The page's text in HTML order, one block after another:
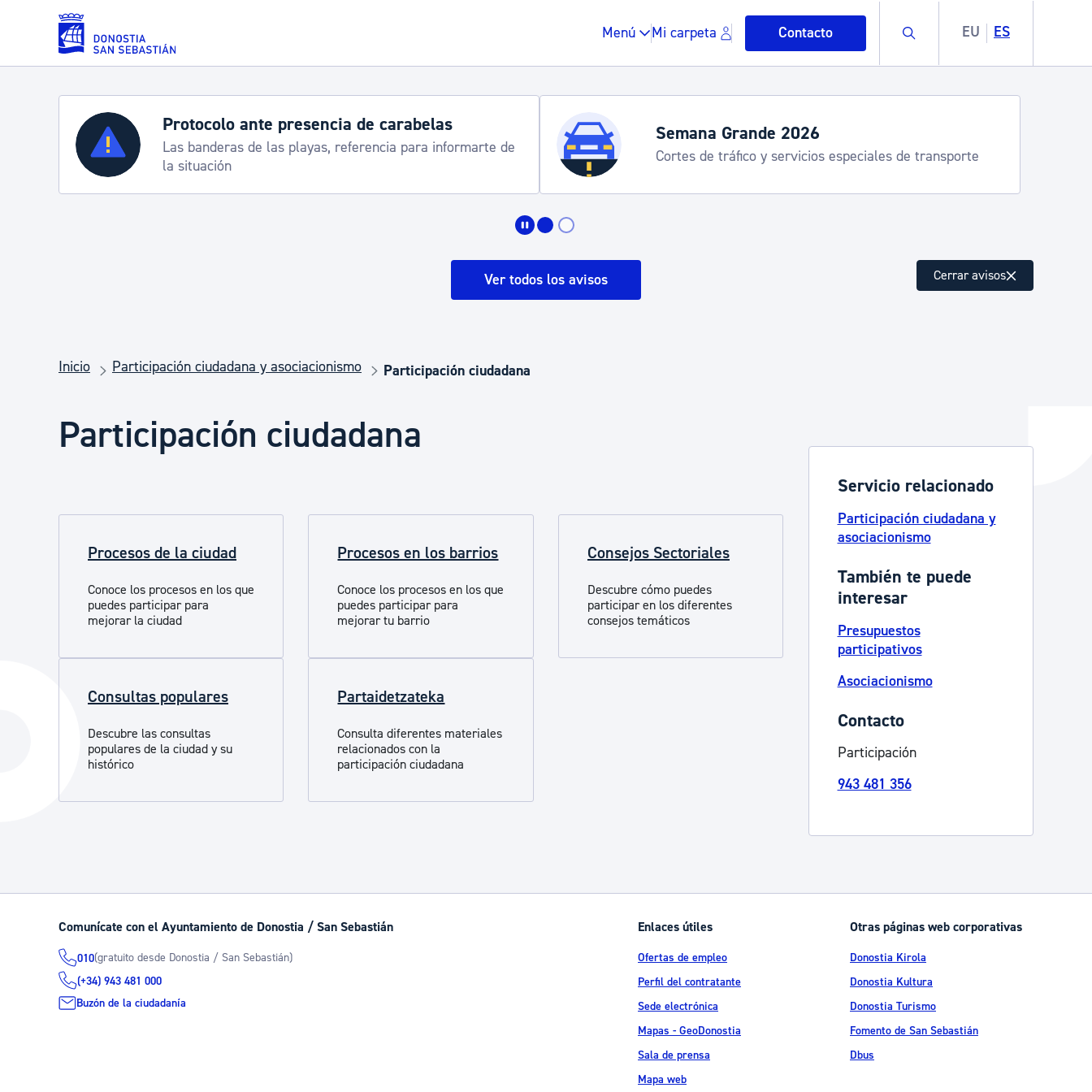
Saltar al contenido principal
Menú Mi carpeta Contacto Buscar EU ES
Servicios
Padrón y asuntos personales
Espacio público, residuos y medioambiente
Seguridad ciudadana y emergencias
Salud Pública, animales y consumo
Participación ciudadana y asociacionismo Cultura
Deporte Turismo
La ciudad
Descubre la ciudad
Actualidad
Noticias
Avisos
Catálogo de trámites
Protocolo ante presencia de carabelas
Las banderas de las playas, referencia para informarte de
la situación
Semana Grande 2026
Cortes de tráfico y servicios especiales de transporte
Ver todos los avisos Cerrar avisos
Inicio Participación ciudadana y asociacionismo Participación ciudadana
Participación ciudadana
Procesos de la ciudad
Conoce los procesos en los que
puedes participar para
mejorar la ciudad
Procesos en los barrios
Conoce los procesos en los que
puedes participar para
mejorar tu barrio
Consejos Sectoriales
Descubre cómo puedes
participar en los diferentes
consejos temáticos
Consultas populares
Descubre las consultas
populares de la ciudad y su
histórico
Partaidetzateka
Consulta diferentes materiales
relacionados con la
participación ciudadana
Servicio relacionado
Participación ciudadana y
asociacionismo
También te puede
interesar
Presupuestos
participativos
Asociacionismo
Contacto
Participación
943 481 356
Comunícate con el Ayuntamiento de Donostia / San Sebastián
010(gratuito desde Donostia / San Sebastián)
(+34) 943 481 000
Buzón de la ciudadanía
Enlaces útiles
Ofertas de empleo
Perfil del contratante
Sede electrónica
Mapas - GeoDonostia
Sala de prensa
Mapa web
Otras páginas web corporativas
Donostia Kirola
Donostia Kultura
Donostia Turismo
Fomento de San Sebastián
Dbus